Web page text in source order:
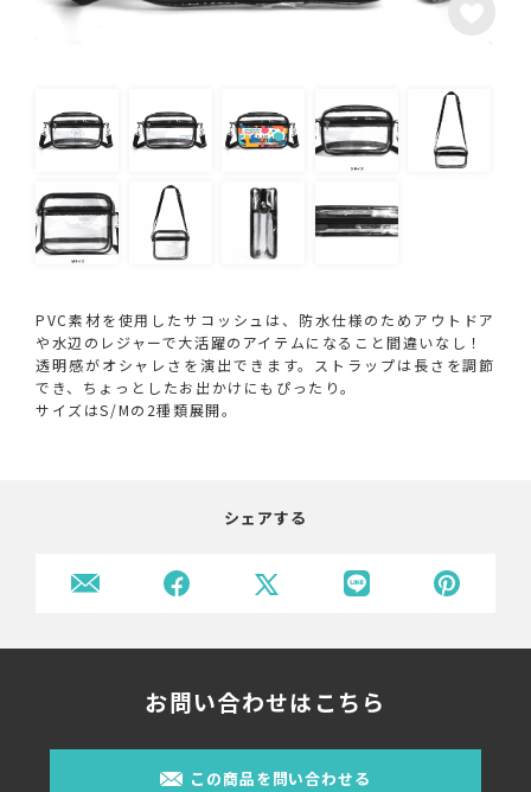
PVC素材を使用したサコッシュは、防水仕様のためアウトドア
や水辺のレジャーで大活躍のアイテムになること間違いなし！
透明感がオシャレさを演出できます。ストラップは長さを調節
でき、ちょっとしたお出かけにもぴったり。
サイズはS/Mの2種類展開。
シェアする
お問い合わせはこちら
この商品を問い合わせる